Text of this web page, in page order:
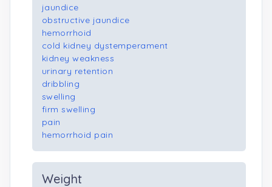
jaundice
obstructive jaundice
hemorrhoid
cold kidney dystemperament
kidney weakness
urinary retention
dribbling
swelling
firm swelling
pain
hemorrhoid pain
Weight